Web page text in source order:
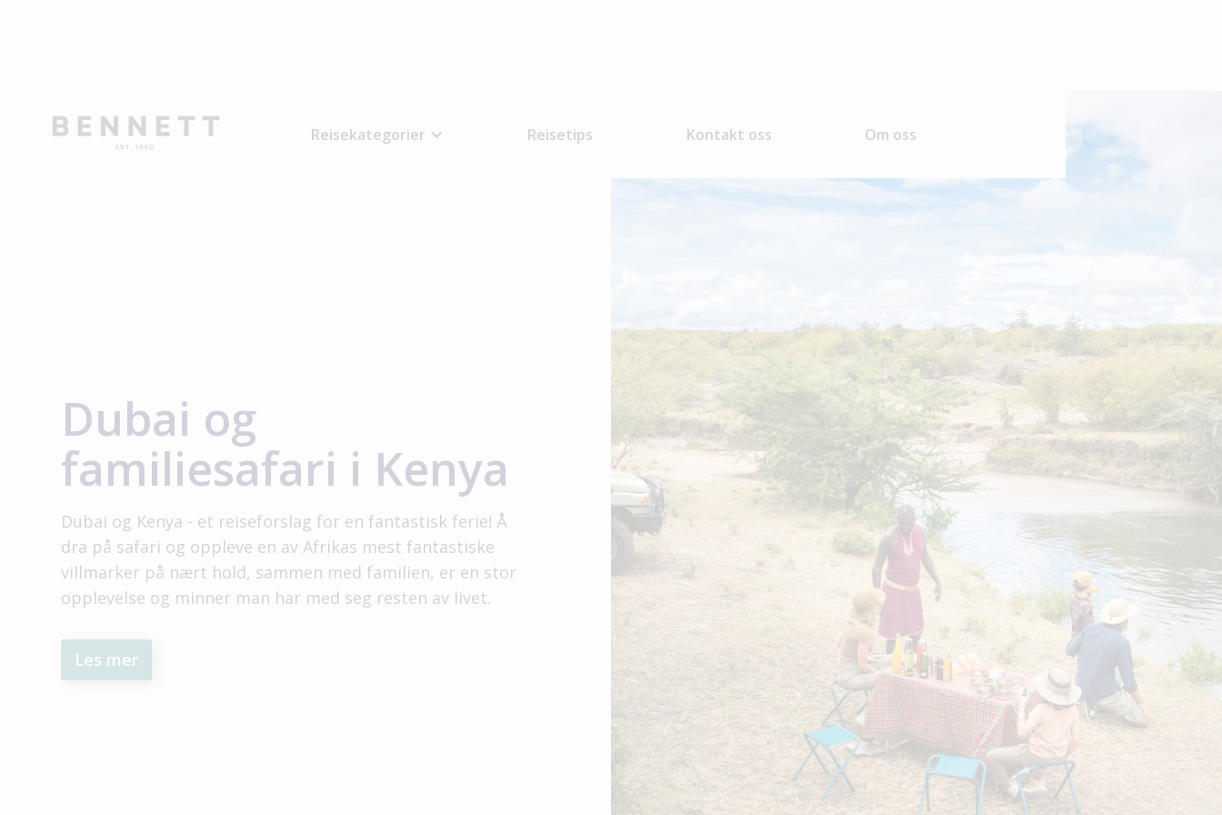
Reisekategorier Reisetips Kontakt oss Om oss
Dubai og
familiesafari i Kenya
Dubai og Kenya - et reiseforslag for en fantastisk ferie! Å
dra på safari og oppleve en av Afrikas mest fantastiske
villmarker på nært hold, sammen med familien, er en stor
opplevelse og minner man har med seg resten av livet.
Les mer